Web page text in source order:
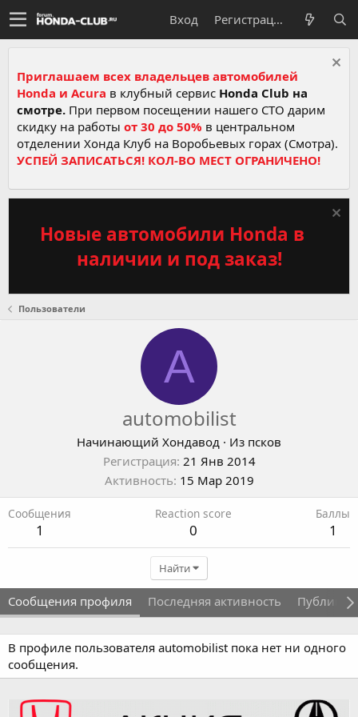
Вход Регистрация
Приглашаем всех владельцев автомобилей
Honda и Acura в клубный сервис Honda Club на
смотре. При первом посещении нашего СТО дарим
скидку на работы от 30 до 50% в центральном
отделении Хонда Клуб на Воробьевых горах (Смотра).
УСПЕЙ ЗАПИСАТЬСЯ! КОЛ-ВО МЕСТ ОГРАНИЧЕНО!
Новые автомобили Honda в
наличии и под заказ!
Пользователи
A
automobilist
Начинающий Хондавод · Из псков
Регистрация 21 Янв 2014
Активность 15 Мар 2019
Сообщения
1
Reaction score
0
Баллы
1
Найти
Сообщения профиля Последняя активность
В профиле пользователя automobilist пока нет ни одного
сообщения.